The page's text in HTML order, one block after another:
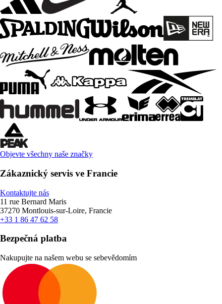
Objevte všechny naše značky
Zákaznický servis ve Francie
Kontaktujte nás
11 rue Bernard Maris
37270 Montlouis-sur-Loire, Francie
+33 1 86 47 62 58
Bezpečná platba
Nakupujte na našem webu se sebevědomím